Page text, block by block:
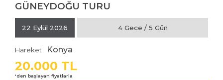
İNCELE
GÜNEYDOĞU TURU
22 Eylül 2026 4 Gece / 5 Gün
Hareket Konya
20.000 TL